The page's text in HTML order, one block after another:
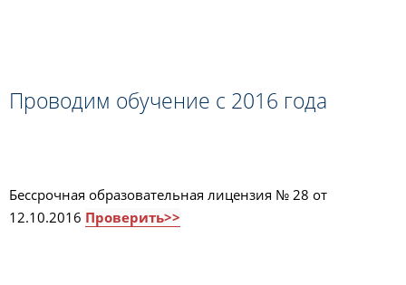
Проводим обучение с 2016 года
Бессрочная образовательная лицензия № 28 от
12.10.2016 Проверить>>